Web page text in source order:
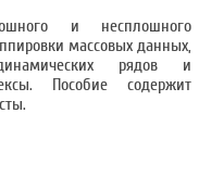
и несплошного
массовых данных,
рядов и
Пособие содержит